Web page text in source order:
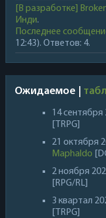
[В разработке]
Инди.
Последнее
12:43). Ответов: 4.
Ожидаемое |
14 сентября
[TRPG]
21 октября
Maphaldo
2 ноября
[RPG/RL]
3 квартал
[TRPG]